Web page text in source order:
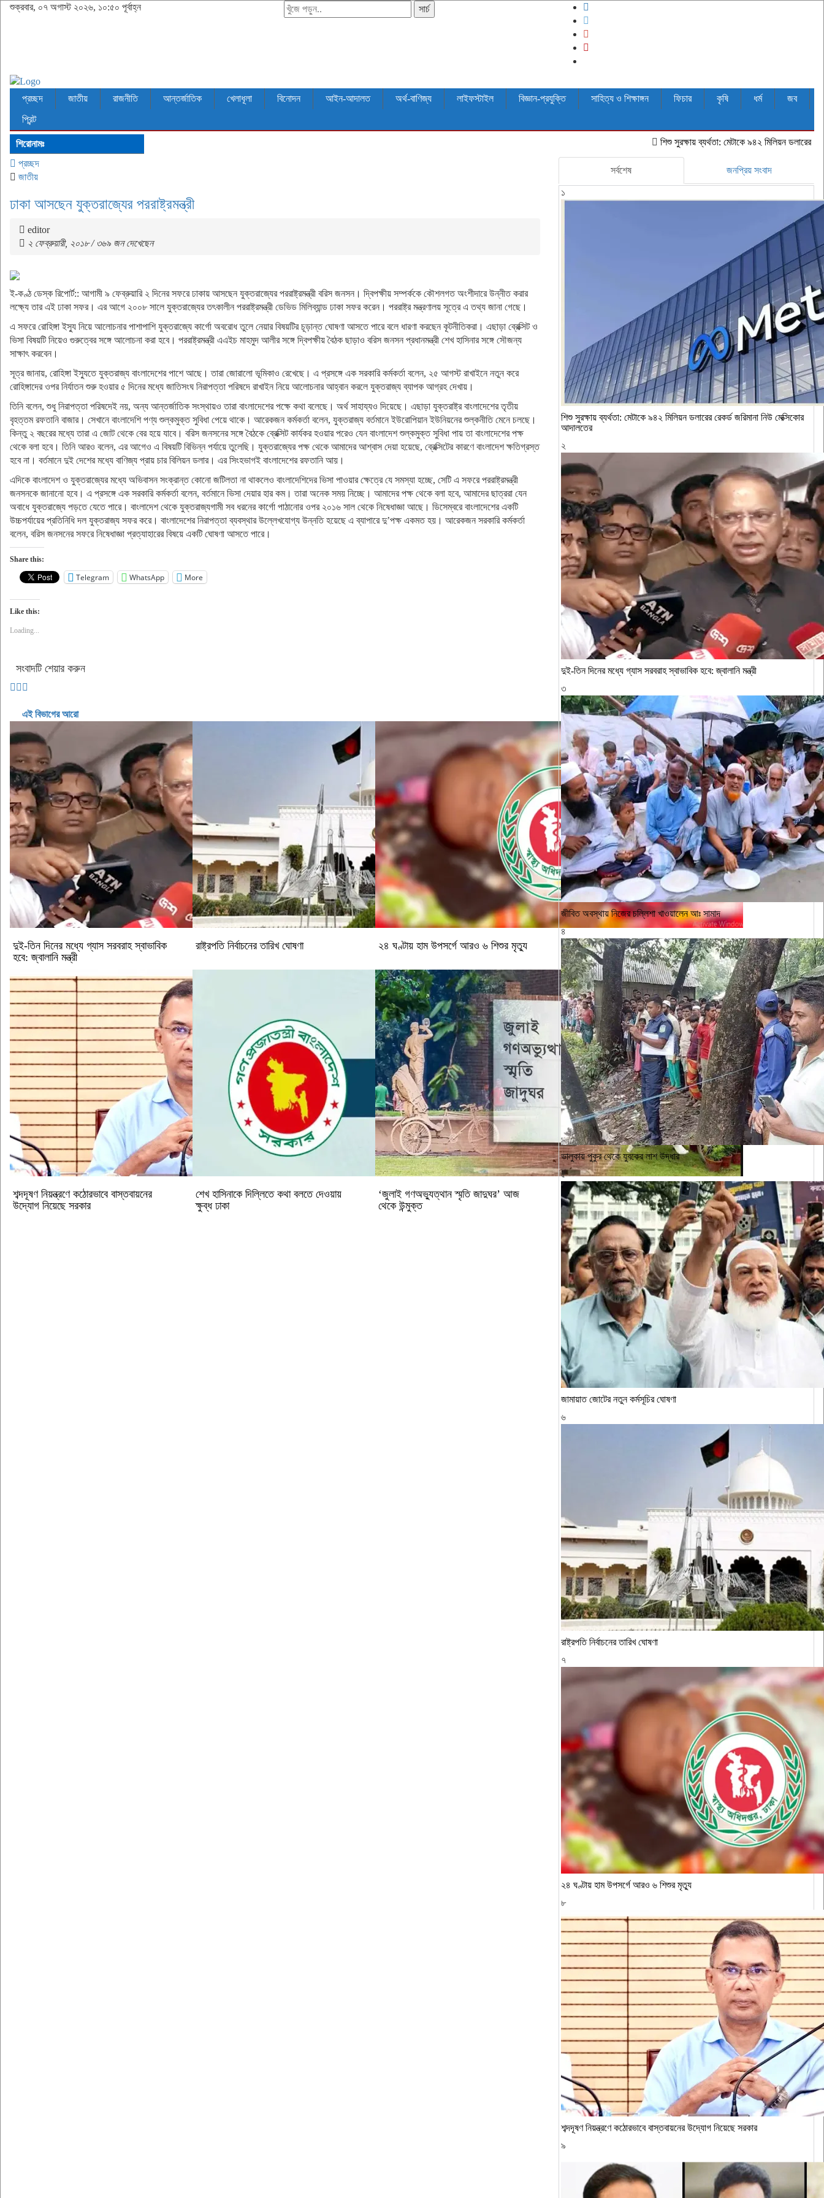
শুক্রবার, ০৭ অগাস্ট ২০২৬, ১০:৫০ পূর্বাহ্ন সার্চ
প্রচ্ছদ জাতীয় রাজনীতি আন্তর্জাতিক খেলাধূলা বিনোদন আইন-আদালত অর্থ-বাণিজ্য লাইফস্টাইল বিজ্ঞান-প্রযুক্তি সাহিত্য ও শিক্ষাঙ্গন ফিচার কৃষি ধর্ম
জব
প্রিন্ট
শিরোনামঃ শিশু সুরক্ষায় ব্যর্থতা: মেটাকে ৯৪২ মিলিয়ন ডলারের রেকর্ড জরিমানা
প্রচ্ছদ
জাতীয়
ঢাকা আসছেন যুক্তরাজ্যের পররাষ্ট্রমন্ত্রী
editor
২ ফেব্রুয়ারী, ২০১৮ / ৩৬৯ জন দেখেছেন
ই-কণ্ঠ ডেস্ক রিপোর্ট:: আগামী ৯ ফেব্রুয়ারি ২ দিনের সফরে ঢাকায় আসছেন যুক্তরাজ্যের পররাষ্ট্রমন্ত্রী বরিস জনসন। দ্বিপক্ষীয় সম্পর্ককে কৌশলগত অংশীদারে উন্নীত করার
লক্ষ্যে তার এই ঢাকা সফর। এর আগে ২০০৮ সালে যুক্তরাজ্যের তৎকালীন পররাষ্ট্রমন্ত্রী ডেভিড মিলিব্যান্ড ঢাকা সফর করেন। পররাষ্ট্র মন্ত্রণালয় সূত্রে এ তথ্য জানা গেছে।
এ সফরে রোহিঙ্গা ইস্যু নিয়ে আলোচনার পাশাপাশি যুক্তরাজ্যে কার্গো অবরোধ তুলে নেয়ার বিষয়টির চূড়ান্ত ঘোষণা আসতে পারে বলে ধারণা করছেন কূটনীতিকরা। এছাড়া ব্রেক্সিট ও
ভিসা বিষয়টি নিয়েও গুরুত্বের সঙ্গে আলোচনা করা হবে। পররাষ্ট্রমন্ত্রী এএইচ মাহমুদ আলীর সঙ্গে দ্বিপক্ষীয় বৈঠক ছাড়াও বরিস জনসন প্রধানমন্ত্রী শেখ হাসিনার সঙ্গে সৌজন্য
সাক্ষাৎ করবেন।
সূত্র জানায়, রোহিঙ্গা ইস্যুতে যুক্তরাজ্য বাংলাদেশের পাশে আছে। তারা জোরালো ভূমিকাও রেখেছে। এ প্রসঙ্গে এক সরকারি কর্মকর্তা বলেন, ২৫ আগস্ট রাখাইনে নতুন করে
রোহিঙ্গাদের ওপর নির্যাতন শুরু হওয়ার ৫ দিনের মধ্যে জাতিসংঘ নিরাপত্তা পরিষদে রাখাইন নিয়ে আলোচনার আহ্বান করলে যুক্তরাজ্য ব্যাপক আগ্রহ দেখায়।
তিনি বলেন, শুধু নিরাপত্তা পরিষদেই নয়, অন্য আন্তর্জাতিক সংস্থায়ও তারা বাংলাদেশের পক্ষে কথা বলেছে। অর্থ সাহায্যও দিয়েছে। এছাড়া যুক্তরাষ্ট্র বাংলাদেশের তৃতীয়
বৃহত্তম রফতানি বাজার। সেখানে বাংলাদেশি পণ্য শুল্কমুক্ত সুবিধা পেয়ে থাকে। আরেকজন কর্মকর্তা বলেন, যুক্তরাজ্য বর্তমানে ইউরোপিয়ান ইউনিয়নের শুল্কনীতি মেনে চলছে।
কিন্তু ২ বছরের মধ্যে তারা এ জোট থেকে বের হয়ে যাবে। বরিস জনসনের সঙ্গে বৈঠকে ব্রেক্সিট কার্যকর হওয়ার পরেও যেন বাংলাদেশ শুল্কমুক্ত সুবিধা পায় তা বাংলাদেশের পক্ষ
থেকে বলা হবে। তিনি আরও বলেন, এর আগেও এ বিষয়টি বিভিন্ন পর্যায়ে তুলেছি। যুক্তরাজ্যের পক্ষ থেকে আমাদের আশ্বাস দেয়া হয়েছে, ব্রেক্সিটের কারণে বাংলাদেশ ক্ষতিগ্রস্ত
হবে না। বর্তমানে দুই দেশের মধ্যে বাণিজ্য প্রায় চার বিলিয়ন ডলার। এর সিংহভাগই বাংলাদেশের রফতানি আয়।
এদিকে বাংলাদেশ ও যুক্তরাজ্যের মধ্যে অভিবাসন সংক্রান্ত কোনো জটিলতা না থাকলেও বাংলাদেশিদের ভিসা পাওয়ার ক্ষেত্রে যে সমস্যা হচ্ছে, সেটি এ সফরে পররাষ্ট্রমন্ত্রী
জনসনকে জানানো হবে। এ প্রসঙ্গে এক সরকারি কর্মকর্তা বলেন, বর্তমানে ভিসা দেয়ার হার কম। তারা অনেক সময় নিচ্ছে। আমাদের পক্ষ থেকে বলা হবে, আমাদের ছাত্ররা যেন
অবাধে যুক্তরাজ্যে পড়তে যেতে পারে। বাংলাদেশ থেকে যুক্তরাজ্যগামী সব ধরনের কার্গো পাঠানোর ওপর ২০১৬ সাল থেকে নিষেধাজ্ঞা আছে। ডিসেম্বরে বাংলাদেশের একটি
উচ্চপর্যায়ের প্রতিনিধি দল যুক্তরাজ্য সফর করে। বাংলাদেশের নিরাপত্তা ব্যবস্থার উল্লেখযোগ্য উন্নতি হয়েছে এ ব্যাপারে দু’পক্ষ একমত হয়। আরেকজন সরকারি কর্মকর্তা
বলেন, বরিস জনসনের সফরে নিষেধাজ্ঞা প্রত্যাহারের বিষয়ে একটি ঘোষণা আসতে পারে।
Share this:
Telegram WhatsApp More
Like this:
Loading...
সংবাদটি শেয়ার করুন
এই বিভাগের আরো
দুই-তিন দিনের মধ্যে গ্যাস সরবরাহ স্বাভাবিক
হবে: জ্বালানি মন্ত্রী
রাষ্ট্রপতি নির্বাচনের তারিখ ঘোষণা ২৪ ঘণ্টায় হাম উপসর্গে আরও ৬ শিশুর মৃত্যু
শব্দদূষণ নিয়ন্ত্রণে কঠোরভাবে বাস্তবায়নের
উদ্যোগ নিয়েছে সরকার
শেখ হাসিনাকে দিল্লিতে কথা বলতে দেওয়ায়
ক্ষুব্ধ ঢাকা
‘জুলাই গণঅভ্যুত্থান স্মৃতি জাদুঘর’ আজ
থেকে উন্মুক্ত
সর্বশেষ জনপ্রিয় সংবাদ
১
শিশু সুরক্ষায় ব্যর্থতা: মেটাকে ৯৪২ মিলিয়ন ডলারের রেকর্ড জরিমানা নিউ মেক্সিকোর
আদালতের
২
দুই-তিন দিনের মধ্যে গ্যাস সরবরাহ স্বাভাবিক হবে: জ্বালানি মন্ত্রী
৩
জীবিত অবস্থায় নিজের চল্লিশা খাওয়ালেন আঃ সামাদ
৪
ভালুকায় পুকুর থেকে যুবকের লাশ উদ্ধার
৫
জামায়াত জোটের নতুন কর্মসূচির ঘোষণা
৬
রাষ্ট্রপতি নির্বাচনের তারিখ ঘোষণা
৭
২৪ ঘণ্টায় হাম উপসর্গে আরও ৬ শিশুর মৃত্যু
৮
শব্দদূষণ নিয়ন্ত্রণে কঠোরভাবে বাস্তবায়নের উদ্যোগ নিয়েছে সরকার
৯